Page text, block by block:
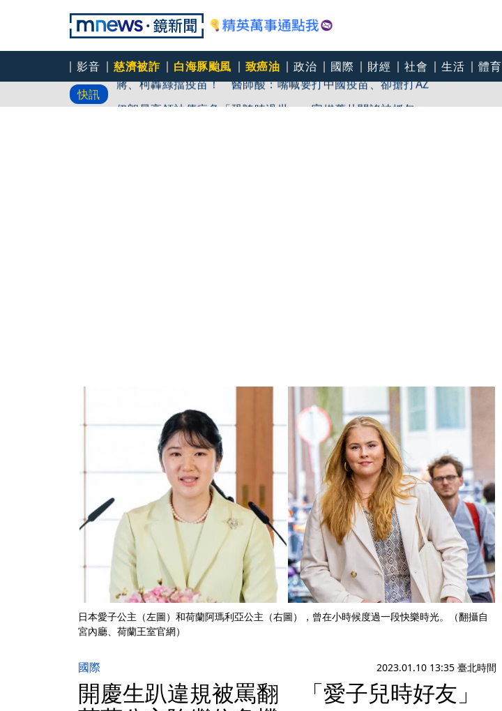
影音 慈濟被詐 白海豚颱風 致癌油 政治 國際 財經 社會 生活 體育
快訊
蔣、柯轟綠擋疫苗！ 醫師酸：嘴喊要打中國疫苗、卻搶打AZ
伊朗最高領袖傳病危「恐隨時過世」 官媒舊片闢謠被抓包
日本愛子公主（左圖）和荷蘭阿瑪利亞公主（右圖），曾在小時候度過一段快樂時光。（翻攝自
宮內廳、荷蘭王室官網）
國際 2023.01.10 13:35 臺北時間
開慶生趴違規被罵翻 「愛子兒時好友」